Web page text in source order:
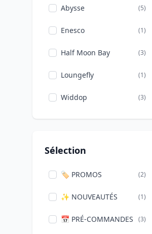
Abysse (5)
Enesco (1)
Half Moon Bay (3)
Loungefly (1)
Widdop (3)
Sélection
🏷️ PROMOS (2)
✨ NOUVEAUTÉS (1)
📅 PRÉ-COMMANDES (3)